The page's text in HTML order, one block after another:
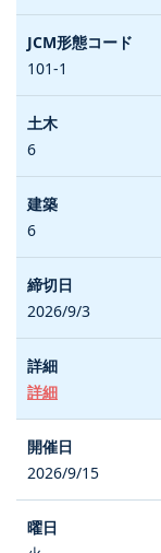
101-1
6
6
2026/9/3
詳細
2026/9/15